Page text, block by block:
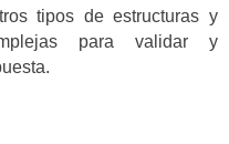
tipos de estructuras y
para validar y